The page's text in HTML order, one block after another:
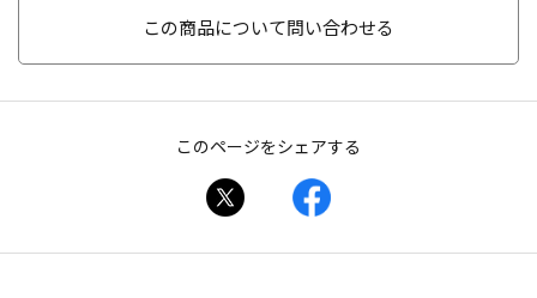
この商品について問い合わせる
このページをシェアする